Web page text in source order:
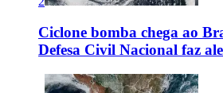
Ciclone bomba chega ao
Defesa Civil Nacional faz